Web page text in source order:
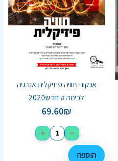
אנקורי חוויה פיזיקלית אנרגיה
לכיתה ט חדש2020
69.60₪
−
+
הוספה